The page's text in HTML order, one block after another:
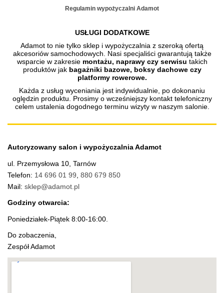
Regulamin wypożyczalni Adamot
USŁUGI DODATKOWE
Adamot to nie tylko sklep i wypożyczalnia z szeroką ofertą
akcesoriów samochodowych. Nasi specjaliści gwarantują także
wsparcie w zakresie montażu, naprawy czy serwisu takich
produktów jak bagażniki bazowe, boksy dachowe czy
platformy rowerowe.
Każda z usług wyceniania jest indywidualnie, po dokonaniu
oględzin produktu. Prosimy o wcześniejszy kontakt telefoniczny
celem ustalenia dogodnego terminu wizyty w naszym salonie.
Autoryzowany salon i wypożyczalnia Adamot
ul. Przemysłowa 10, Tarnów
Telefon: 14 696 01 99 880 679 850
Mail: sklep@adamot.pl
Godziny otwarcia:
Poniedziałek-Piątek 8:00-16:00.
Do zobaczenia,
Zespół Adamot